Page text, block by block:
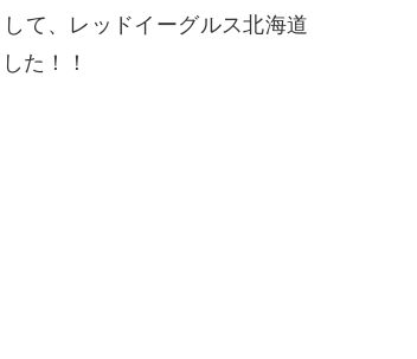
て、レッドイーグルス北海道
た！！